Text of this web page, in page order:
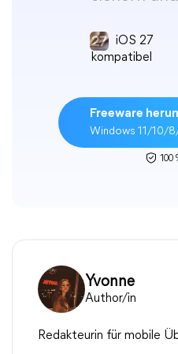
iOS 27
kompatibel
Freeware
Windows 11/10/
100
Yvonne
Author/in
Redakteurin für mobile